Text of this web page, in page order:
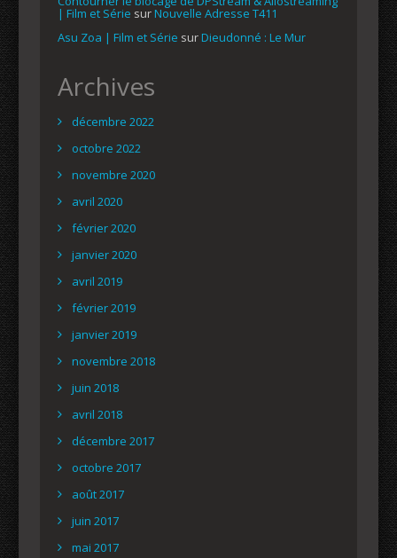
| Film et Série surNouvelle Adresse T411
Asu Zoa | Film et Série surDieudonné : Le Mur
Archives
décembre 2022
octobre 2022
novembre 2020
avril 2020
février 2020
janvier 2020
avril 2019
février 2019
janvier 2019
novembre 2018
juin 2018
avril 2018
décembre 2017
octobre 2017
août 2017
juin 2017
mai 2017